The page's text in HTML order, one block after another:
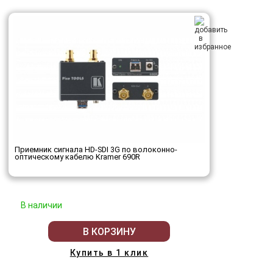
Приемник сигнала HD-SDI 3G по волоконно-
оптическому кабелю Kramer 690R
В наличии
В КОРЗИНУ
Купить в 1 клик